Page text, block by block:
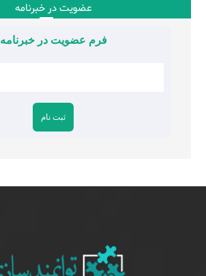
عضویت در خبرنامه
فرم عضویت در خبرنامه